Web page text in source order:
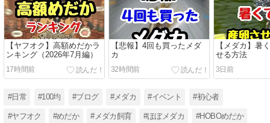
【ヤフオク】高額めだかラ
ンキング（2026年7月編）
17時間前
【悲報】4回も買ったメダ
カ
32時間前
【メダカ】暑
せる方法
3日前
#日常 #100均 #ブログ #メダカ #イベント #初心者
#ヤフオク #めだか #メダカ飼育 #ほぼメダカ #HOBOめだか